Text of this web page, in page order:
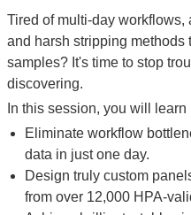
Tired of multi-day
and harsh stripping methods
samples? It's time to stop
discovering.
In this session, you will learn
Eliminate workflow
data in just one day.
Design truly custom
from over 12,000 HPA-